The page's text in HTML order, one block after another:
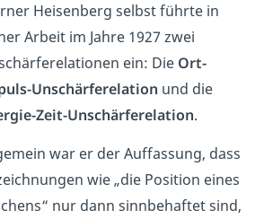
Heisenberg selbst führte in
Arbeit im Jahre 1927 zwei
ein: Die Ort-
Unschärferelation und die
Zeit-Unschärferelation.
war er der Auffassung, dass
wie „die Position eines
nur dann sinnbehaftet sind,